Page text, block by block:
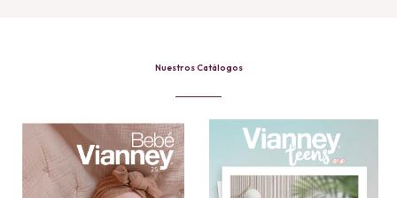
Nuestros Catálogos